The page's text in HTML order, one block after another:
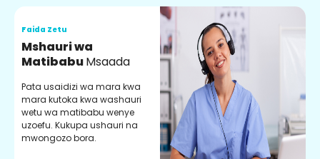
Faida Zetu
Mshauri wa
MatibabuMsaada
Pata usaidizi wa mara kwa
mara kutoka kwa washauri
wetu wa matibabu wenye
uzoefu. Kukupa ushauri na
mwongozo bora.